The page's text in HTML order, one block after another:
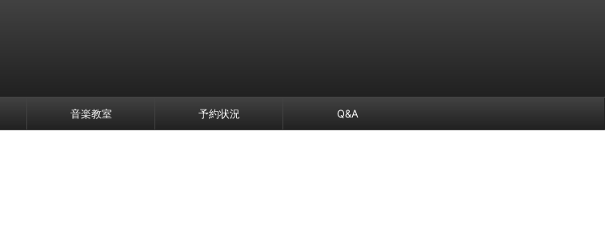
音楽教室 予約状況 Q&A